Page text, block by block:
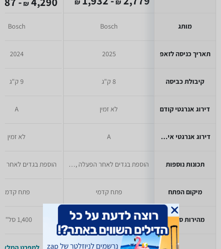
מותג
תאריך כניסה לזאפ
קיבולת כביסה
דירוג אנרגטי קודם
דירוג אנרגטי אירופאי
תכונות נוספות
מיקום הפתח
מהירות סחיטה
₪
₪
Bosch
2025
8 ק"ג
לא זמין
A
הוספת בגדים לאחר הפעלה ,טיימר הפעלה מאוחרת
פתח קדמי
1,400 סל"ד
₪
Bosch
2024
9 ק"ג
A
לא זמין
פתח קדמי
1,400 סל"ד